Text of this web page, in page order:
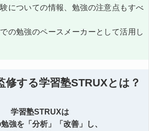
についての情報、勉強の注意点もすべ
の勉強のペースメーカーとして活用し
修する学習塾STRUXとは？
学習塾STRUXは
強を「分析」「改善」し、